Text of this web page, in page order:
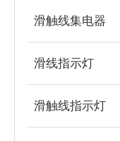
滑触线集电器
滑线指示灯
滑触线指示灯